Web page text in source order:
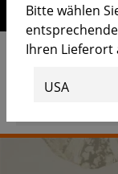
für
Bitte wählen
Ihren Lieferort